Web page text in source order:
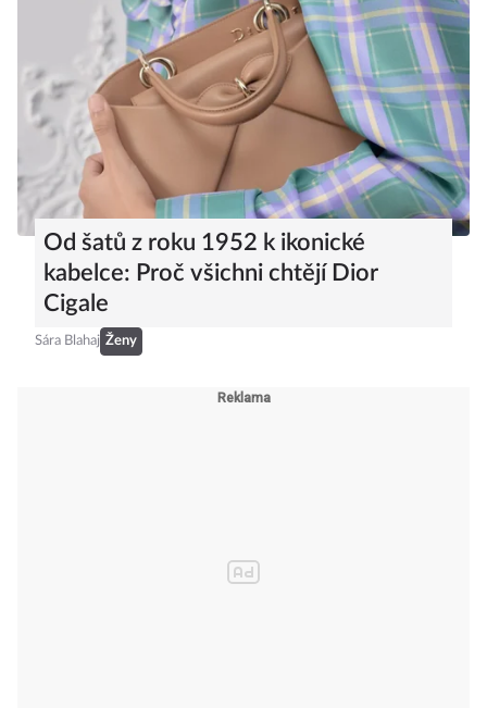
Od šatů z roku 1952 k ikonické
kabelce: Proč všichni chtějí Dior
Cigale
Sára Blahaj Ženy